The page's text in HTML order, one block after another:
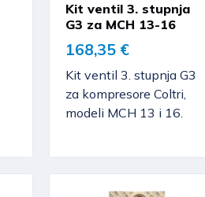
Kit ventil 3. stupnja
G3 za MCH 13-16
168,35 €
Kit ventil 3. stupnja G3
za kompresore Coltri,
modeli MCH 13 i 16.